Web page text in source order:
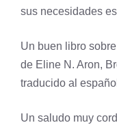
sus necesidades
Un buen libro sobre
de Eline N. Aron,
traducido al
Un saludo muy